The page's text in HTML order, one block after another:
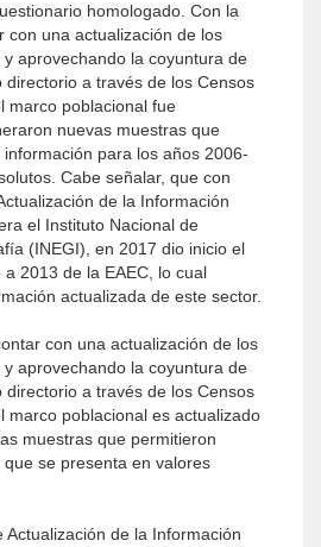
homologado. Con la
con una actualización de los
aprovechando la coyuntura de
directorio a través de los Censos
marco poblacional fue
nuevas muestras que
para los años 2006-
Cabe señalar, que con
de la Información
el Instituto Nacional de
(INEGI), en 2017 dio inicio el
2013 de la EAEC, lo cual
actualizada de este sector.
con una actualización de los
aprovechando la coyuntura de
directorio a través de los Censos
marco poblacional es actualizado
muestras que permitieron
se presenta en valores
Actualización de la Información